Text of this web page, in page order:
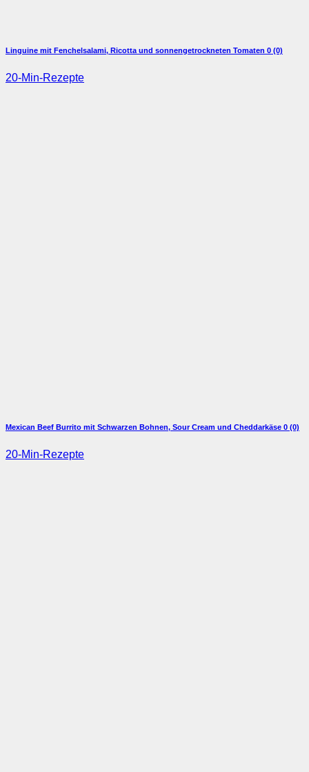
Linguine mit Fenchelsalami, Ricotta und sonnengetrockneten Tomaten 0 (0)
20-Min-Rezepte
Mexican Beef Burrito mit Schwarzen Bohnen, Sour Cream und Cheddarkäse 0 (0)
20-Min-Rezepte